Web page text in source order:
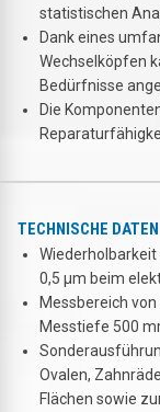
statistischen
Dank eines
Wechselköpfen
Bedürfnisse
Die
TECHNISCHE DATEN
0,5 µm beim
Messbereich
Messtiefe 500
Ovalen,
Flächen sowie